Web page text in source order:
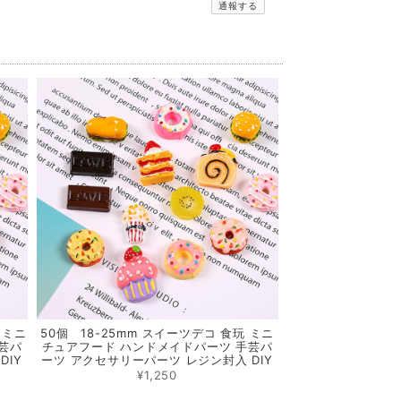
通報する
ニ
パ
50個 18-25mm スイーツデコ 食玩 ミニ
チュアフード ハンドメイドパーツ 手芸パ
ーツ アクセサリーパーツ レジン封入 DIY
¥1,250